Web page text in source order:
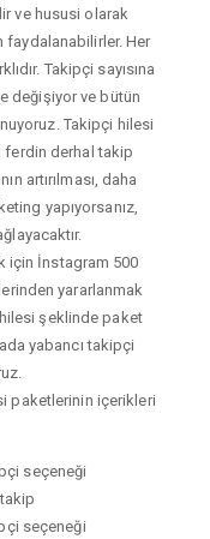
ve hususi olarak
faydalanabilirler. Her
Takipçi sayısına
değişiyor ve bütün
Takipçi hilesi
ferdin derhal takip
artırılması, daha
yapıyorsanız,
için İnstagram 500
yararlanmak
şeklinde paket
yabancı takipçi
paketlerinin içerikleri
seçeneği
seçeneği